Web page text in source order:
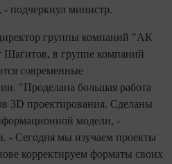
- подчеркнул министр.
группы компаний "АК
в группе компаний
современные
"Проделана большая работа
3D проектирования. Сделаны
модели, -
- Сегодня мы изучаем проекты
корректируем форматы своих